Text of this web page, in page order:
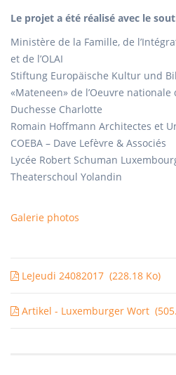
Le projet a été réalisé avec le
Ministère de la Famille, de
et de l’OLAI
Stiftung Europäische Kultur und
«Mateneen» de l’Oeuvre
Duchesse Charlotte
Romain Hoffmann Architectes et
COEBA – Dave Lefèvre & Associés
Lycée Robert Schuman
Theaterschoul Yolandin
Galerie photos
LeJeudi 24082017 (228.18 Ko)
Artikel - Luxemburger Wort